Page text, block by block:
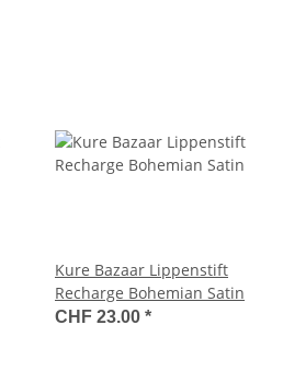
Kure Bazaar Lippenstift
Recharge Bohemian Satin
CHF 23.00 *